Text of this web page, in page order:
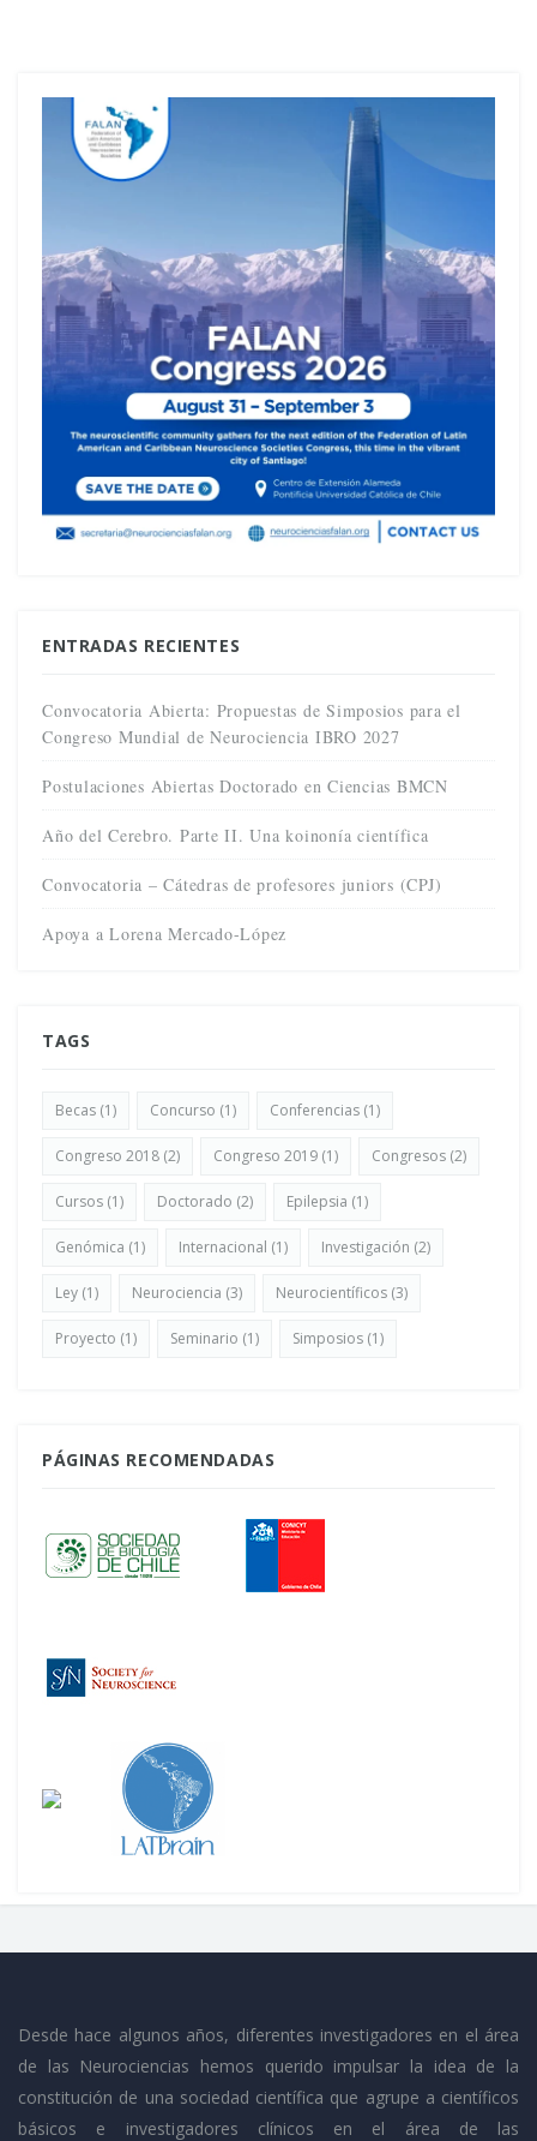
ENTRADAS RECIENTES
Convocatoria Abierta: Propuestas de Simposios para el
Congreso Mundial de Neurociencia IBRO 2027
Postulaciones Abiertas Doctorado en Ciencias BMCN
Año del Cerebro. Parte II. Una koinonía científica
Convocatoria – Cátedras de profesores juniors (CPJ)
Apoya a Lorena Mercado-López
TAGS
Becas (1) Concurso (1) Conferencias (1)
Congreso 2018 (2) Congreso 2019 (1) Congresos (2)
Cursos (1) Doctorado (2) Epilepsia (1)
Genómica (1) Internacional (1) Investigación (2)
Ley (1) Neurociencia (3) Neurocientíficos (3)
Proyecto (1) Seminario (1) Simposios (1)
PÁGINAS RECOMENDADAS
Desde hace algunos años, diferentes investigadores en el área
de las Neurociencias hemos querido impulsar la idea de la
constitución de una sociedad científica que agrupe a científicos
básicos e investigadores clínicos en el área de las